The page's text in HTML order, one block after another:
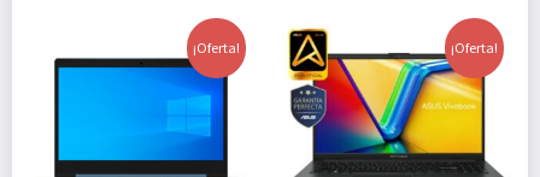
¡Oferta! ¡Oferta!